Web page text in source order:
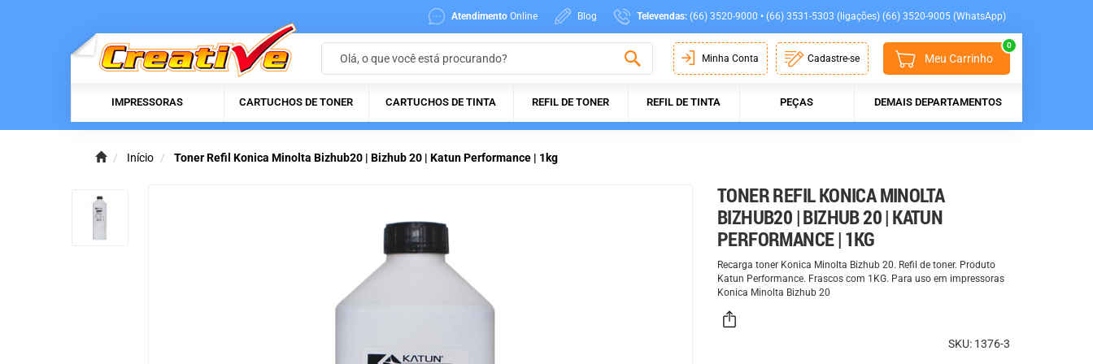
Atendimento Online Blog Televendas: (66) 3520-9000 • (66) 3531-5303 (ligações) (66) 3520-9005 (WhatsApp)
Minha Conta Cadastre-se Meu Carrinho
0
IMPRESSORAS CARTUCHOS DE TONER CARTUCHOS DE TINTA REFIL DE TONER REFIL DE TINTA PEÇAS DEMAIS DEPARTAMENTOS
Início Toner Refil Konica Minolta Bizhub20 | Bizhub 20 | Katun Performance | 1kg
TONER REFIL KONICA MINOLTA
BIZHUB20 | BIZHUB 20 | KATUN
PERFORMANCE | 1KG
Recarga toner Konica Minolta Bizhub 20. Refil de toner. Produto
Katun Performance. Frascos com 1KG. Para uso em impressoras
Konica Minolta Bizhub 20
SKU: 1376-3